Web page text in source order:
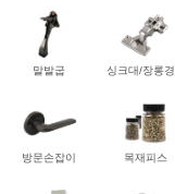
말발굽 싱크대/장롱
방문손잡이 목재피스